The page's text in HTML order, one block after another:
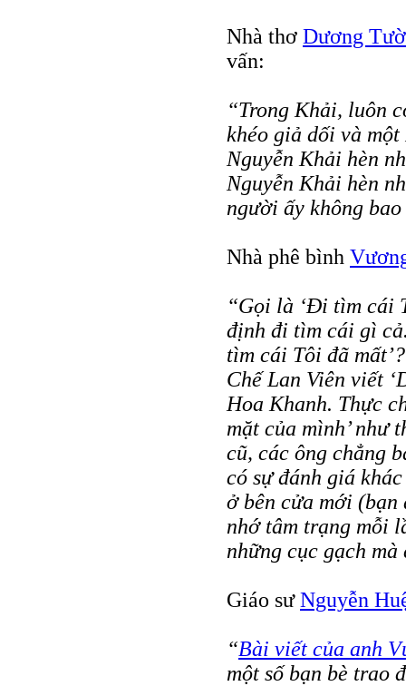
Nhà thơ Dương
vấn:
“Trong Khải, luôn
khéo giả dối và
Nguyễn Khải hèn
Nguyễn Khải hèn
người ấy không
Nhà phê bình
“Gọi là ‘Đi tìm cái
định đi tìm cái gì
tìm cái Tôi đã
Chế Lan Viên viết
Hoa Khanh. Thực
mặt của mình’ như
cũ, các ông chẳng
có sự đánh giá
ở bên cửa mới (bạn
nhớ tâm trạng mỗi
những cục gạch
Giáo sưNguyễn
“Bài viết của anh
một số bạn bè trao